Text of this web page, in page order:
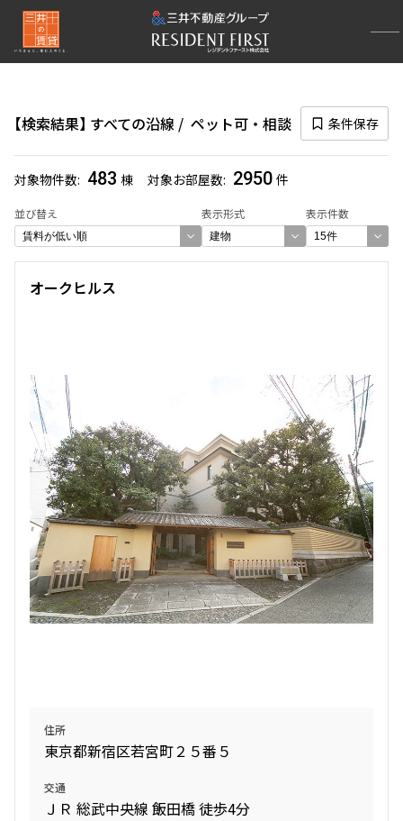
検索結果 すべての沿線 ペット可・相談 条件保存
対象物件数 483 棟 対象お部屋数 2950 件
並び替え 表示形式 表示件数
再検索ナビゲーション
選択中の路線
すべての沿線 (4778)
選び方を変更する
検索結果の絞り込み
〜
管理費/共益費含む
礼金なし
間取り
1R〜1K
1DK〜1LDK
2LDK
4LDK〜
オークヒルス
住所
東京都新宿区若宮町２５番５
交通
ＪＲ 総武中央線 飯田橋 徒歩4分